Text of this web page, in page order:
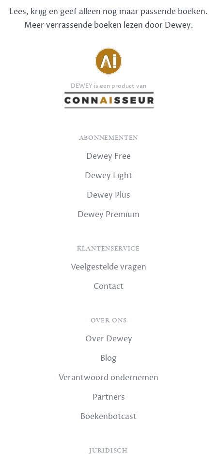
Lees, krijg en geef alleen nog maar passende boeken.
Meer verrassende boeken lezen door Dewey.
DEWEY is een product van
ABONNEMENTEN
Dewey Free
Dewey Light
Dewey Plus
Dewey Premium
KLANTENSERVICE
Veelgestelde vragen
Contact
OVER ONS
Over Dewey
Blog
Verantwoord ondernemen
Partners
Boekenbotcast
JURIDISCH